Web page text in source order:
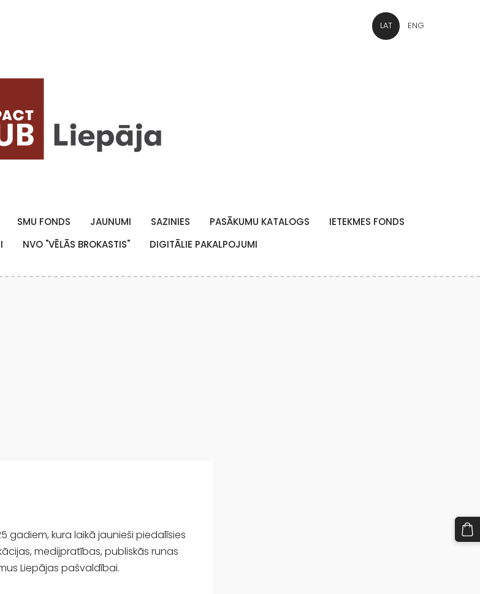
SMU FONDS JAUNUMI SAZINIES PASĀKUMU KATALOGS
IETEKMES FONDS
NVO "VĒLĀS BROKASTIS" DIGITĀLIE PAKALPOJUMI
LAT ENG
gadiem, kura laikā jaunieši piedalīsies
medijpratības, publiskās runas
Liepājas pašvaldībai.